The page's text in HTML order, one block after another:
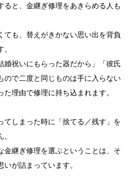
ると、金継ぎ修理をあきらめる人も
ても、替えがきかない思い出を背負
婚祝いにもらった器だから」「彼氏
ので二度と同じものは手に入らない
理由で修理に持ち込まれます。
てしまった時に「捨てる／残す」を
金継ぎ修理を選ぶということは、そ
いが詰まっています。